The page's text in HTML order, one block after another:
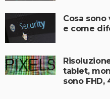
Cosa
e come
tablet,
sono FHD,